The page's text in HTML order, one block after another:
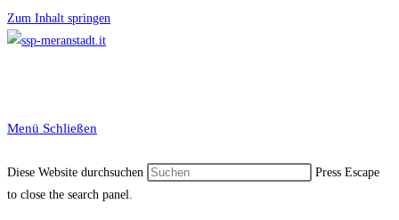
Zum Inhalt springen
Menü Schließen
Diese Website durchsuchen
Press Escape
to close the search panel.